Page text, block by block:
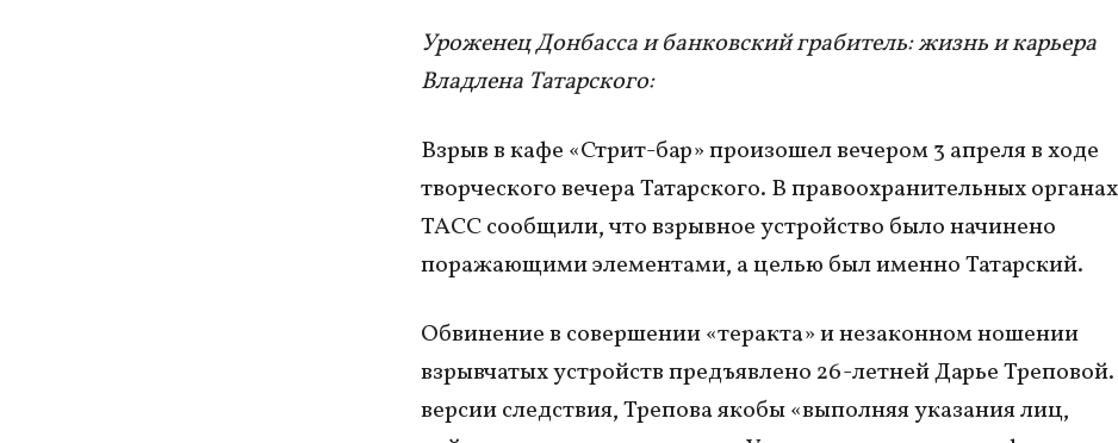
Уроженец Донбасса и банковский грабитель: жизнь и карьера
Владлена Татарского:
Взрыв в кафе «Стрит-бар» произошел вечером 3 апреля в ходе
творческого вечера Татарского. В правоохранительных органах
ТАСС сообщили, что взрывное устройство было начинено
поражающими элементами, а целью был именно Татарский.
Обвинение в совершении «теракта» и незаконном ношении
взрывчатых устройств предъявлено 26-летней Дарье
версии следствия, Трепова якобы «выполняя указания лиц,